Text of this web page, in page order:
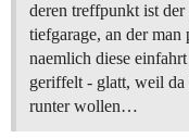
deren treffpunkt ist
tiefgarage, an der
naemlich diese
geriffelt - glatt, weil
runter wollen…